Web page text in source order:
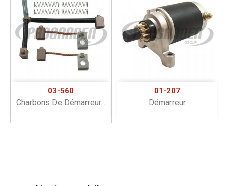
03-560
Charbons De Démarreur...
01-207
Démarreur